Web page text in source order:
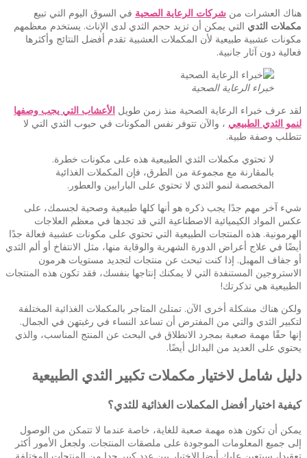
هناك العشرات من شركات الرعاية الصحية في السوق اليوم التي تبيع
مكملات الثدي التي يمكن أن تزيد حجم الثدي لدى الإناث. يستخدم معظمهم
مكونات عشبية طبيعية لأن المكملات العشبية تقدم أفضل النتائج وأكثرها
فعالية دون آثار جانبية.
خبراء الرعاية الصحية
لقد عرف خبراء الرعاية الصحية منذ زمن طويل الأعشاب التي يجب وصفها
لنمو الثدي الطبيعي ، والآن تتوفر نفس المكونات في حبوب الثدي التي لا
تتطلب وصفة طبية.
لا تحتوي مكملات الثدي الطبيعية هذه على مكونات خطرة.
بالمقارنة مع مجموعة من الطرق، فإن المكملات الغذائية
المخصصة لنمو الثدي لا تحتوي على البارابين والعطور.
شيء آخر مهم جدًا يجب ذكره هو أنها كلها طبيعية وصحية لجسمك، على
عكس المواد الكيميائية الاصطناعية التي قد تجدها في معظم العلاجات
الهرمونية. هذه المنتجات الطبيعية التي تحتوي على مكونات عشبية فعالة جدًا
أيضًا في علاج أعراض الدورة الشهرية والوقاية منها، مثل الانتفاخ أو ألم الثدي
أو جفاف المهبل. إذا كنت تبحث عن منتجات لتجديد مستويات هرمون
الاستروجين المستنفدة التي لا يمكنك إنتاجها بنفسك، فقد تكون هذه المنتجات
الطبيعية هي تذكرتك!
ولكن هناك مشكلة أخرى الآن. تمتلئ المتاجر بالمكملات الغذائية المختلفة
لتكبير الثدي والتي من المفترض أن تساعد النساء في رغبتهن في الجمال.
إنها حقًا مهمة صعبة بمجرد الانطلاق في البحث عن المنتج المناسب، والذي
يحتوي على العديد من البدائل أيضًا.
دليل شامل لاختيار مكملات تكبير الثدي الطبيعية
كيفية اختيار أفضل المكملات الغذائية للثدي؟
يمكن أن تكون هذه مهمة صعبة للغاية، خاصة عندما لا تتمكن من الوصول
إلى جميع المعلومات الموجودة على ملصقات المنتجات. ولجعل الأمور أكثر